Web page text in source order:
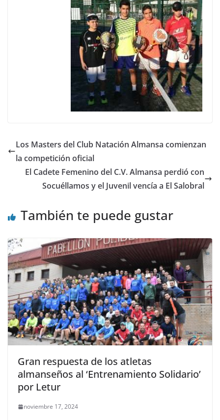
Los Masters del Club Natación Almansa comienzan
la competición oficial
El Cadete Femenino del C.V. Almansa perdió con
Socuéllamos y el Juvenil vencía a El Salobral
También te puede gustar
Gran respuesta de los atletas
almanseños al ‘Entrenamiento Solidario’
por Letur
noviembre 17, 2024